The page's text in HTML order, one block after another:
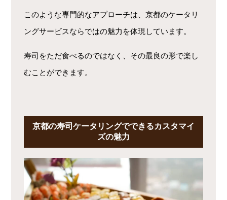
このような専門的なアプローチは、京都のケータリ
ングサービスならではの魅力を体現しています。
寿司をただ食べるのではなく、その最良の形で楽し
むことができます。
京都の寿司ケータリングでできるカスタマイ
ズの魅力